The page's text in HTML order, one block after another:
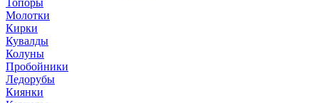
Топоры
Молотки
Кирки
Кувалды
Колуны
Пробойники
Ледорубы
Киянки